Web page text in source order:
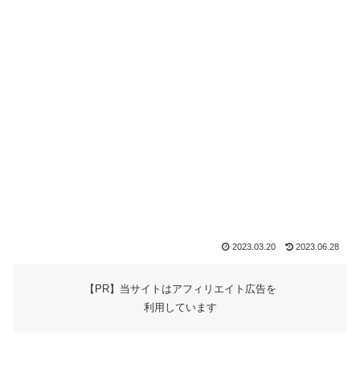
2023.03.20 2023.06.28
【PR】当サイトはアフィリエイト広告を
利用しています